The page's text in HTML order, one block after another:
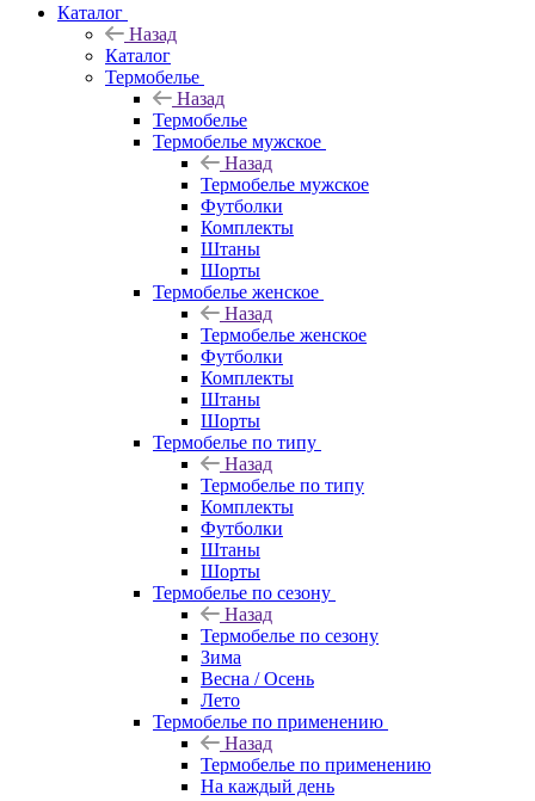
Каталог
Назад
Каталог
Термобелье
Назад
Термобелье
Термобелье мужское
Назад
Термобелье мужское
Футболки
Комплекты
Штаны
Шорты
Термобелье женское
Назад
Термобелье женское
Футболки
Комплекты
Штаны
Шорты
Термобелье по типу
Назад
Термобелье по типу
Комплекты
Футболки
Штаны
Шорты
Термобелье по сезону
Назад
Термобелье по сезону
Зима
Весна / Осень
Лето
Термобелье по применению
Назад
Термобелье по применению
На каждый день